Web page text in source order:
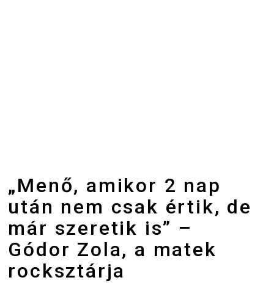
„Menő, amikor 2 nap
után nem csak értik, de
már szeretik is” –
Gódor Zola, a matek
rocksztárja